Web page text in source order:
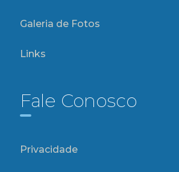
Galeria de Fotos
Links
Fale Conosco
Privacidade